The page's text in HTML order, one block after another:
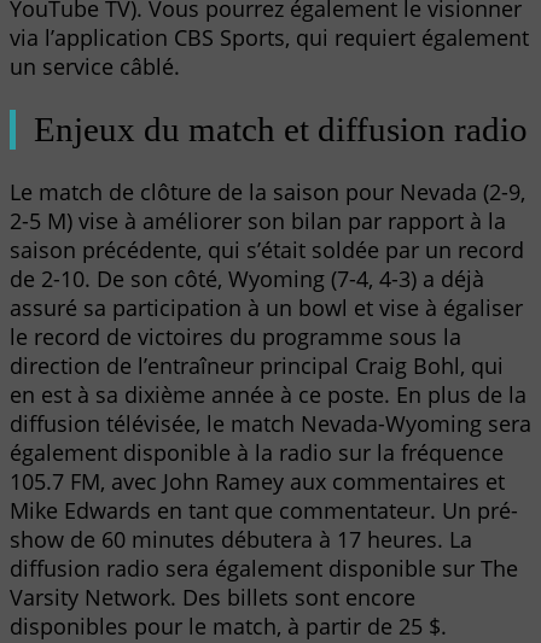
YouTube TV). Vous pourrez également le visionner
via l’application CBS Sports, qui requiert également
un service câblé.
Enjeux du match et diffusion radio
Le match de clôture de la saison pour Nevada (2-9,
2-5 M) vise à améliorer son bilan par rapport à la
saison précédente, qui s’était soldée par un record
de 2-10. De son côté, Wyoming (7-4, 4-3) a déjà
assuré sa participation à un bowl et vise à égaliser
le record de victoires du programme sous la
direction de l’entraîneur principal Craig Bohl, qui
en est à sa dixième année à ce poste. En plus de la
diffusion télévisée, le match Nevada-Wyoming sera
également disponible à la radio sur la fréquence
105.7 FM, avec John Ramey aux commentaires et
Mike Edwards en tant que commentateur. Un pré-
show de 60 minutes débutera à 17 heures. La
diffusion radio sera également disponible sur The
Varsity Network. Des billets sont encore
disponibles pour le match, à partir de 25 $.